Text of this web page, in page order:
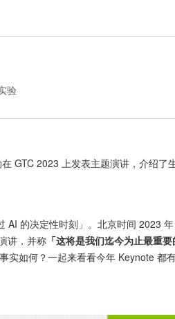
验
GTC 2023 上发表主题演讲，介绍了
AI 的决定性时刻」。北京时间 2023
讲，并称 「这将是我们迄今为止最重
实如何？一起来看看今年 Keynote 都